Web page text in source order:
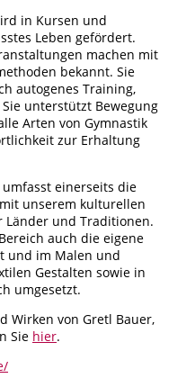
in Kursen und
Leben gefördert.
machen mit
bekannt. Sie
autogenes Training,
unterstützt Bewegung
Arten von Gymnastik
zur Erhaltung
einerseits die
unserem kulturellen
Länder und Traditionen.
auch die eigene
und im Malen und
Gestalten sowie in
umgesetzt.
Wirken von Gretl Bauer,
Sie hier.